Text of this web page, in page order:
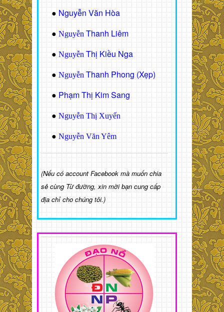
● Nguyễn Văn Hòa
● Nguyễn Thanh Liêm
● Nguyễn Thị Kiều Nga
● Nguyễn Thanh Phong (Xẹp)
● Phạm Thị Kim Sang
● Nguyễn Thị Xuyến
● Nguyễn Văn Yêm
(Nếu có account Facebook mà muốn chia
sẻ cùng Từ đường, xin mời bạn cung cấp
địa chỉ cho chúng tôi.)